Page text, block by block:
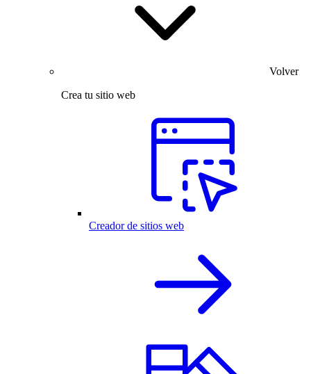
Volver
Crea tu sitio web
Creador de sitios web